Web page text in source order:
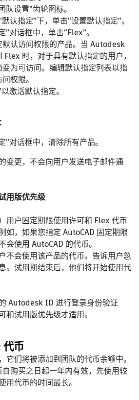
队设置”齿轮图标。
认指定”下，单击“设置默认指定”。
”对话框中，单击“Flex”。
认访问权限的产品。当 Autodesk
Flex 时，对于具有默认指定的用户，
为可访问。编辑默认指定列表以指
权限。
激活默认指定。
”对话框中，清除所有产品。
变更，不会向用户发送电子邮件通
用版优先级
用户固定期限使用许可和 Flex 代币
如，如果您指定 AutoCAD 固定期限
使用 AutoCAD 的代币。
不会使用该产品的代币。告诉用户忽
。试用期结束后，他们将开始使用代
Autodesk ID 进行登录身份验证
和试用版优先级才适用。
代币
它们将被添加到团队的代币余额中。
购买之日起一年内有效，先使用较
用代币的时间最长。